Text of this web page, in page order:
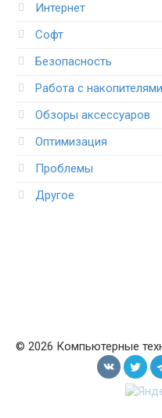
Интернет
Софт
Безопасность
Работа с накопителями
Обзоры аксессуаров
Оптимизация
Проблемы
Другое
© 2026 Компьютерные